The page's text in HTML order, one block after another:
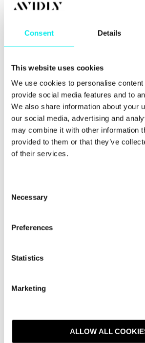
Consent Details
This website uses cookies
We use cookies to personalise
provide social media features and to
We also share information about your
our social media, advertising and
may combine it with other information
provided to them or that they’ve
of their services.
Necessary
Preferences
Statistics
Marketing
ALLOW ALL
Sales. I Sales Hub får
försäljningsprocesser,
med potentiella kunder, en
mer effektivt.
Service
Hub
. I Service Hub får du
kundinteraktioner.
sömlöst samman med
andra HubSpot-
Här kan du läsa mer om en av de
uppdateringarna till HubSpot;
Programvaran är byggd och